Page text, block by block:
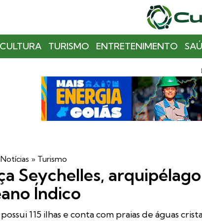
CULTURA TURISMO ENTRETENIMENTO
» Turismo
Seychelles,
Índico
115 ilhas e conta com praias de águas